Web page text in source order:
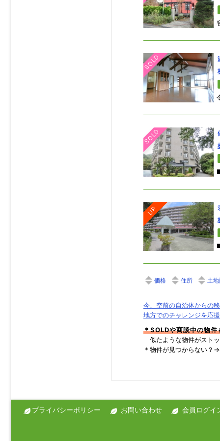
SOLD
SOLD
UP
価格 住所 土
今、空前の自治体からの
地方でのチャレンジを応
＊SOLDや商談中の物
似たような物件がスト
＊物件が見つからない
プライバシーポリシー お問い合わせ 会員ログイ